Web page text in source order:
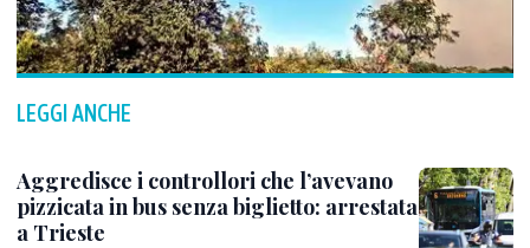
LEGGI ANCHE
Aggredisce i controllori che l’avevano
pizzicata in bus senza biglietto: arrestata
a Trieste